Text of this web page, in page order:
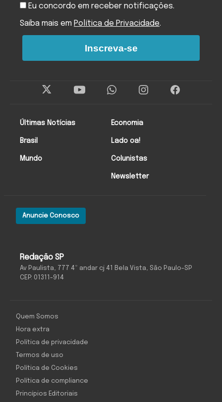
Redação SP
Av Paulista, 777 4º andar cj 41 Bela Vista, São Paulo-SP
CEP: 01311-914
Anuncie Conosco
Últimas Notícias
Brasil
Mundo
Economia
Lado oa!
Colunistas
Newsletter
Eu concordo em receber notificações.
Saiba mais em Política de Privacidade.
Inscreva-se
Quem Somos
Hora extra
Política de privacidade
Termos de uso
Política de Cookies
Política de compliance
Princípios Editoriais